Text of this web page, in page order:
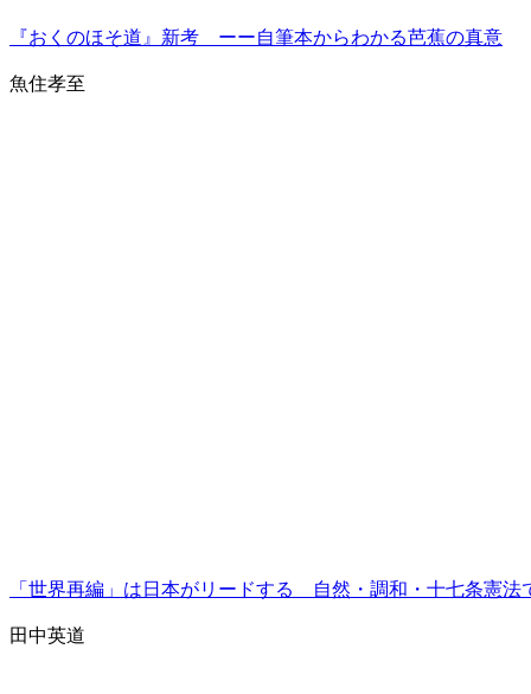
『おくのほそ道』新考 ーー自筆本からわかる芭蕉の真意
魚住孝至
「世界再編」は日本がリードする 自然・調和・十七条憲法
田中英道